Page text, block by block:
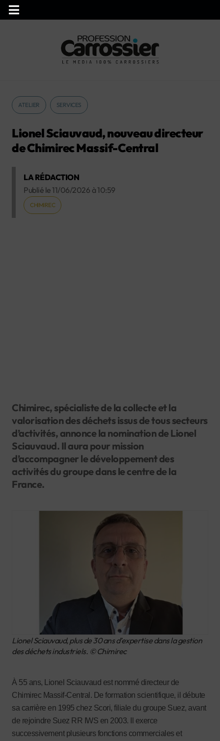
ATELIER SERVICES
Lionel Sciauvaud, nouveau directeur
de Chimirec Massif-Central
LA RÉDACTION
Publié le 11/06/2026 à 10:59
CHIMIREC
Chimirec, spécialiste de la collecte et la
valorisation des déchets issus de tous secteurs
d’activités, annonce la nomination de Lionel
Sciauvaud. Il aura pour mission
d’accompagner le développement des
activités du groupe dans le centre de la
France.
Lionel Sciauvaud, plus de 30 ans d’expertise dans la gestion
des déchets industriels. © Chimirec
À 55 ans, Lionel Sciauvaud est nommé directeur de
Chimirec Massif-Central. De formation scientifique, il débute
sa carrière en 1995 chez Scori, filiale du groupe Suez, avant
de rejoindre Suez RR IWS en 2003. Il exerce
successivement plusieurs fonctions commerciales et